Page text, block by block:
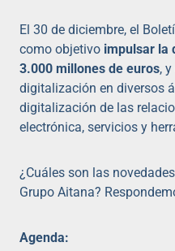
El 30 de diciembre, el
como objetivo impulsar la
3.000 millones de euros,
digitalización en diversos
digitalización de las
electrónica, servicios y
¿Cuáles son las
Grupo Aitana?
Agenda: